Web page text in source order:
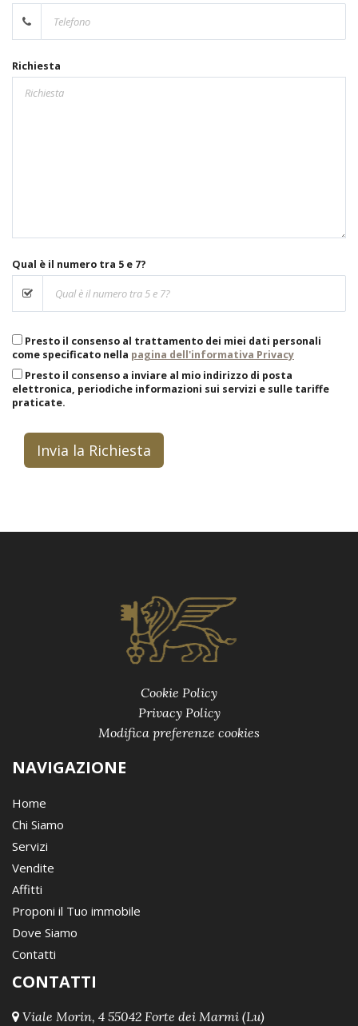
Richiesta
Qual è il numero tra 5 e 7?
Presto il consenso al trattamento dei miei dati personali
come specificato nella pagina dell'informativa Privacy
Presto il consenso a inviare al mio indirizzo di posta
elettronica, periodiche informazioni sui servizi e sulle tariffe
praticate.
Invia la Richiesta
Cookie Policy
Privacy Policy
Modifica preferenze cookies
NAVIGAZIONE
Home
Chi Siamo
Servizi
Vendite
Affitti
Proponi il Tuo immobile
Dove Siamo
Contatti
CONTATTI
Viale Morin, 4 55042 Forte dei Marmi (Lu)